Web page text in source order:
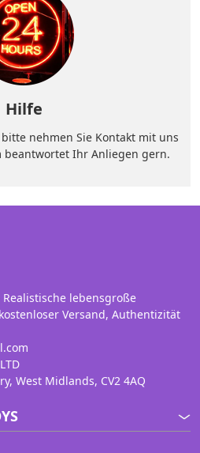
Hilfe
nehmen Sie Kontakt mit uns
beantwortet Ihr Anliegen gern.
lebensgroße
Versand, Authentizität
West Midlands, CV2 4AQ